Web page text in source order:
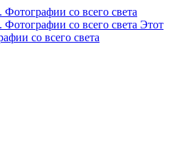
Этот
со всего света